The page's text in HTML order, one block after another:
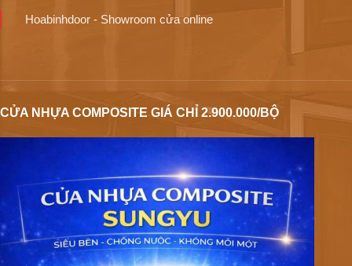
Hoabinhdoor - Showroom cửa online
CỬA NHỰA COMPOSITE GIÁ CHỈ 2.900.000/BỘ